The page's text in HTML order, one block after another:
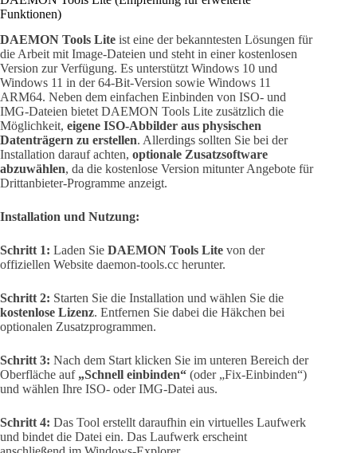
Funktionen)
DAEMON Tools Lite ist eine der bekanntesten Lösungen für
die Arbeit mit Image-Dateien und steht in einer kostenlosen
Version zur Verfügung. Es unterstützt Windows 10 und
Windows 11 in der 64-Bit-Version sowie Windows 11
ARM64. Neben dem einfachen Einbinden von ISO- und
IMG-Dateien bietet DAEMON Tools Lite zusätzlich die
Möglichkeit, eigene ISO-Abbilder aus physischen
Datenträgern zu erstellen. Allerdings sollten Sie bei der
Installation darauf achten, optionale Zusatzsoftware
abzuwählen, da die kostenlose Version mitunter Angebote für
Drittanbieter-Programme anzeigt.
Installation und Nutzung:
Schritt 1: Laden Sie DAEMON Tools Lite von der
offiziellen Website daemon-tools.cc herunter.
Schritt 2: Starten Sie die Installation und wählen Sie die
kostenlose Lizenz. Entfernen Sie dabei die Häkchen bei
optionalen Zusatzprogrammen.
Schritt 3: Nach dem Start klicken Sie im unteren Bereich der
Oberfläche auf „Schnell einbinden“ (oder „Fix-Einbinden“)
und wählen Ihre ISO- oder IMG-Datei aus.
Schritt 4: Das Tool erstellt daraufhin ein virtuelles Laufwerk
und bindet die Datei ein. Das Laufwerk erscheint